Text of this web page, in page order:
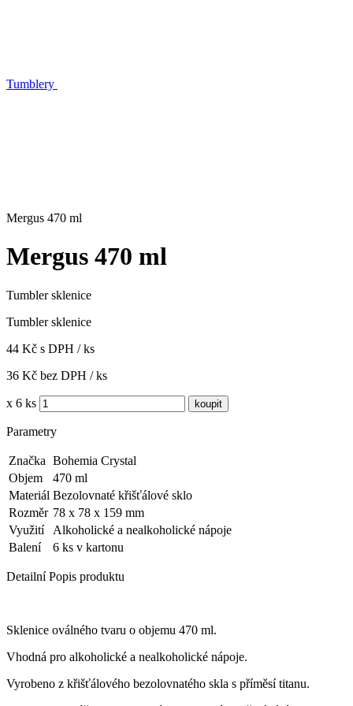
Tumblery
Mergus 470 ml
Mergus 470 ml
Tumbler sklenice
Tumbler sklenice
44 Kč s DPH / ks
36 Kč bez DPH / ks
x 6 ks
Parametry
Značka Bohemia Crystal
Objem
470 ml
Materiál Bezolovnaté křišťálové sklo
Rozměr 78 x 78 x 159 mm
Využití
Alkoholické a nealkoholické nápoje
Balení
6 ks v kartonu
Detailní Popis produktu
Sklenice oválného tvaru o objemu 470 ml.
Vhodná pro alkoholické a nealkoholické nápoje.
Vyrobeno z křišťálového bezolovnatého skla s příměsí titanu.